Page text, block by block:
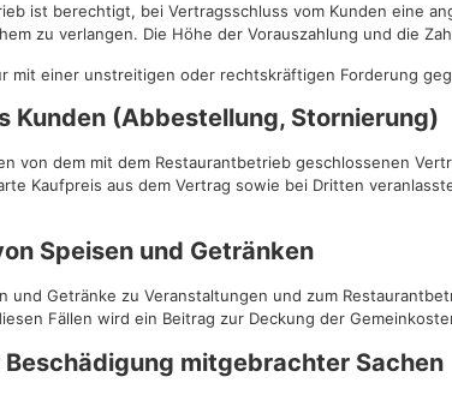
ist berechtigt, bei Vertragsschluss vom Kunden eine
zu verlangen. Die Höhe der Vorauszahlung und die
mit einer unstreitigen oder rechtskräftigen Forderung
Kunden (Abbestellung, Stornierung)
von dem mit dem Restaurantbetrieb geschlossenen
Kaufpreis aus dem Vertrag sowie bei Dritten
Speisen und Getränken
und Getränke zu Veranstaltungen und zum
Fällen wird ein Beitrag zur Deckung der
Beschädigung mitgebrachter Sachen